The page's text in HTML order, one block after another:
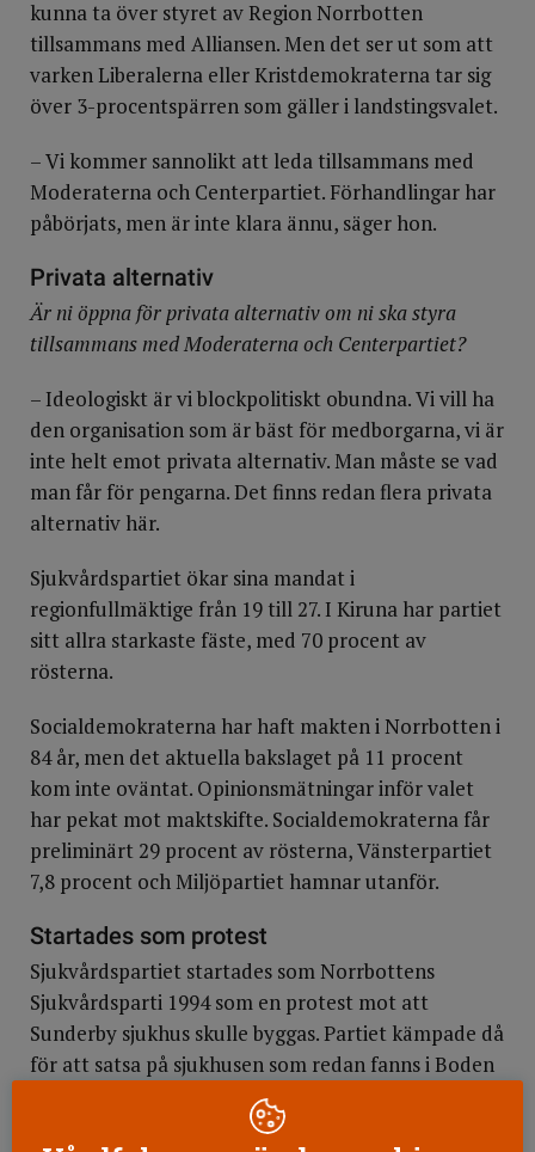
kunna ta över styret av Region Norrbotten
tillsammans med Alliansen. Men det ser ut som att
varken Liberalerna eller Kristdemokraterna tar sig
över 3-procentspärren som gäller i landstingsvalet.
– Vi kommer sannolikt att leda tillsammans med
Moderaterna och Centerpartiet. Förhandlingar har
påbörjats, men är inte klara ännu, säger hon.
Privata alternativ
Är ni öppna för privata alternativ om ni ska styra
tillsammans med Moderaterna och Centerpartiet?
– Ideologiskt är vi blockpolitiskt obundna. Vi vill ha
den organisation som är bäst för medborgarna, vi är
inte helt emot privata alternativ. Man måste se vad
man får för pengarna. Det finns redan flera privata
alternativ här.
Sjukvårdspartiet ökar sina mandat i
regionfullmäktige från 19 till 27. I Kiruna har partiet
sitt allra starkaste fäste, med 70 procent av
rösterna.
Socialdemokraterna har haft makten i Norrbotten i
84 år, men det aktuella bakslaget på 11 procent
kom inte oväntat. Opinionsmätningar inför valet
har pekat mot maktskifte. Socialdemokraterna får
preliminärt 29 procent av rösterna, Vänsterpartiet
7,8 procent och Miljöpartiet hamnar utanför.
Startades som protest
Sjukvårdspartiet startades som Norrbottens
Sjukvårdsparti 1994 som en protest mot att
Sunderby sjukhus skulle byggas. Partiet kämpade då
för att satsa på sjukhusen som redan fanns i Boden